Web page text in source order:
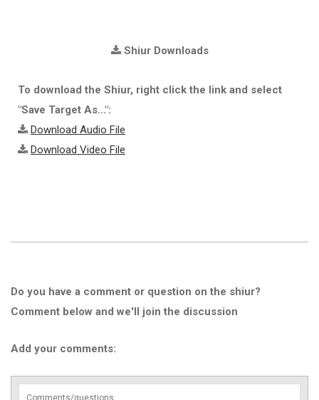
Shiur Downloads
To download the Shiur, right click the link and select
"Save Target As...":
Download Audio File
Download Video File
Do you have a comment or question on the shiur?
Comment below and we'll join the discussion
Add your comments: